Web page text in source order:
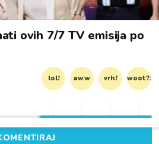
ovih 7/7 TV emisija po
lol! aww vrh! woot?!